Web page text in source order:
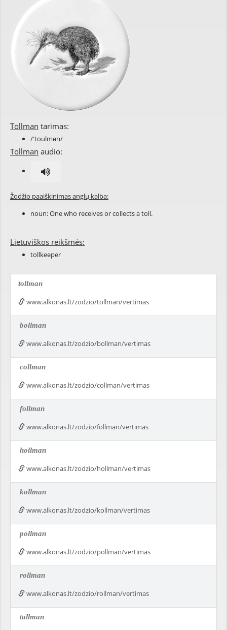
Tollman tarimas:
/'toulmən/
Tollman audio:
Žodžio paaiškinimas anglų kalba:
noun: One who receives or collects atoll.
Lietuviškos reikšmės:
tollkeeper
tollman
www.alkonas.lt/zodzio/tollman/vertimas
bollman
www.alkonas.lt/zodzio/bollman/vertimas
collman
www.alkonas.lt/zodzio/collman/vertimas
follman
www.alkonas.lt/zodzio/follman/vertimas
hollman
www.alkonas.lt/zodzio/hollman/vertimas
kollman
www.alkonas.lt/zodzio/kollman/vertimas
pollman
www.alkonas.lt/zodzio/pollman/vertimas
rollman
www.alkonas.lt/zodzio/rollman/vertimas
tallman